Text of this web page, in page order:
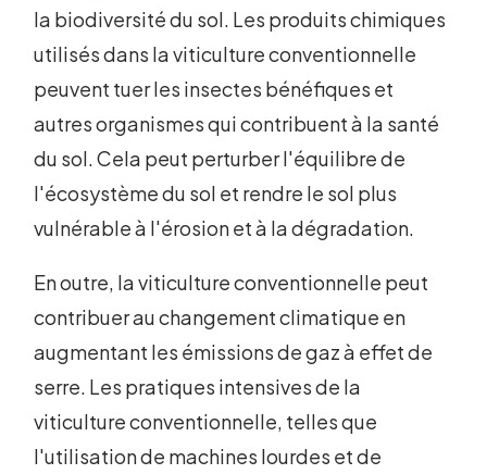
la biodiversité du sol. Les produits chimiques
utilisés dans la viticulture conventionnelle
peuvent tuer les insectes bénéfiques et
autres organismes qui contribuent à la santé
du sol. Cela peut perturber l'équilibre de
l'écosystème du sol et rendre le sol plus
vulnérable à l'érosion et à la dégradation.
En outre, la viticulture conventionnelle peut
contribuer au changement climatique en
augmentant les émissions de gaz à effet de
serre. Les pratiques intensives de la
viticulture conventionnelle, telles que
l'utilisation de machines lourdes et de